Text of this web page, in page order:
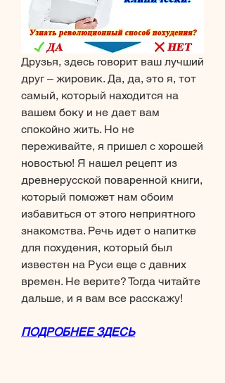
Друзья, здесь говорит ваш лучший
друг – жировик. Да, да, это я, тот
самый, который находится на
вашем боку и не дает вам
спокойно жить. Но не
переживайте, я пришел с хорошей
новостью! Я нашел рецепт из
древнерусской поваренной книги,
который поможет нам обоим
избавиться от этого неприятного
знакомства. Речь идет о напитке
для похудения, который был
известен на Руси еще с давних
времен. Не верите? Тогда читайте
дальше, и я вам все расскажу!
ПОДРОБНЕЕ ЗДЕСЬ